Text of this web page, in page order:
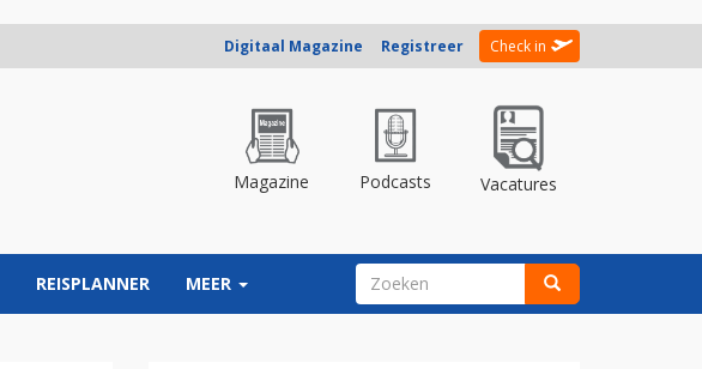
Digitaal Magazine Registreer Check in
Magazine Podcasts Vacatures
REISPLANNER MEER ZOEKVELD